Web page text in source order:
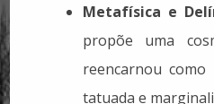
Metafísica e
propõe uma
reencarnou
tatuada e